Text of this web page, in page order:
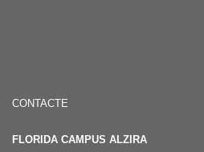
CONTACTE
FLORIDA CAMPUS ALZIRA